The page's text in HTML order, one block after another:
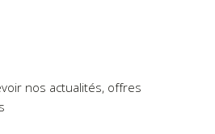
nos actualités, offres